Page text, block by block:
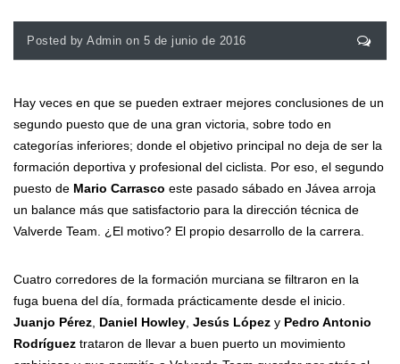
Posted by Admin on 5 de junio de 2016
Hay veces en que se pueden extraer mejores conclusiones de un
segundo puesto que de una gran victoria, sobre todo en
categorías inferiores; donde el objetivo principal no deja de ser la
formación deportiva y profesional del ciclista. Por eso, el segundo
puesto de Mario Carrasco este pasado sábado en Jávea arroja
un balance más que satisfactorio para la dirección técnica de
Valverde Team. ¿El motivo? El propio desarrollo de la carrera.
Cuatro corredores de la formación murciana se filtraron en la
fuga buena del día, formada prácticamente desde el inicio.
Juanjo Pérez Daniel Howley Jesús López y Pedro Antonio
Rodríguez trataron de llevar a buen puerto un movimiento